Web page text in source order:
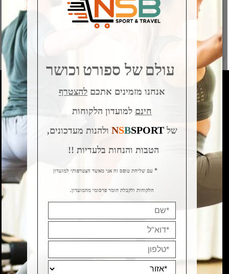
RDX-T1BLW
₪
199
Catalogue
ציוד למתאמן
אומנויות לחימה
Ladies First
ציוד ואביזרים
שטח וטיולים
דף הבית
מדיניות משלוחים
שירות לקוחות
החלפות והחזרות
עולם של ספורט וכושר
אנחנו מזמינים אתכם להצטרף
חינםלמועדון הלקוחות
של
NSBSPORT
ולהנות מעדכונים,
הטבות והנחות בלעדיות !!
*עם שליחת טופס זה אני מאשר הצטרפותי למועדון
הלקוחות ולקבלת חומר פרסומי מהמועדון.